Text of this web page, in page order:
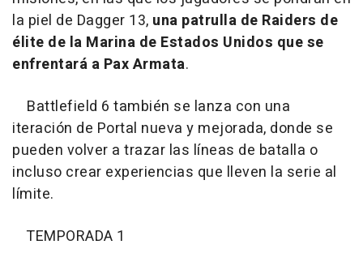
la piel de Dagger 13, una patrulla de Raiders de
élite de la Marina de Estados Unidos que se
enfrentará a Pax Armata.
Battlefield 6 también se lanza con una
iteración de Portal nueva y mejorada, donde se
pueden volver a trazar las líneas de batalla o
incluso crear experiencias que lleven la serie al
límite.
TEMPORADA 1